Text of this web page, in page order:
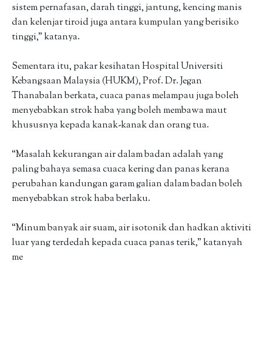
sistem pernafasan, darah tinggi, jantung, kencing manis
dan kelenjar tiroid juga antara kumpulan yang berisiko
tinggi,” katanya.
Sementara itu, pakar kesihatan Hospital Universiti
Kebangsaan Malaysia (HUKM), Prof. Dr. Jegan
Thanabalan berkata, cuaca panas melampau juga boleh
menyebabkan strok haba yang boleh membawa maut
khususnya kepada kanak-kanak dan orang tua.
“Masalah kekurangan air dalam badan adalah yang
paling bahaya semasa cuaca kering dan panas kerana
perubahan kandungan garam galian dalam badan boleh
menyebabkan strok haba berlaku.
“Minum banyak air suam, air isotonik dan hadkan aktiviti
luar yang terdedah kepada cuaca panas terik,” katanyah
me